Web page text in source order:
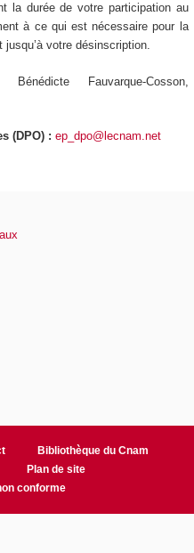
la durée de votre participation au
à ce qui est nécessaire pour la
votre désinscription.
Fauvarque-Cosson,
(DPO) : ep_dpo@lecnam.net
Bibliothèque du Cnam
Plan de site
conforme